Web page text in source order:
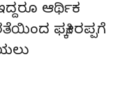
ಆರ್ಥಿಕ
ಫಕ್ಕೀರಪ್ಪಗೆ